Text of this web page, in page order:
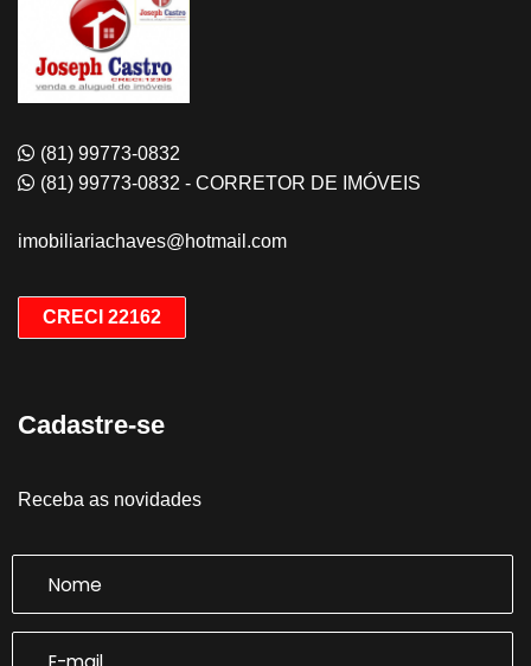
(81) 99773-0832
(81) 99773-0832 - CORRETOR DE IMÓVEIS
imobiliariachaves@hotmail.com
CRECI 22162
Cadastre-se
Receba as novidades